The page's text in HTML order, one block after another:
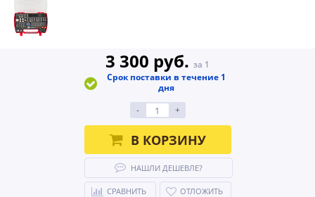
3 300 руб. за 1
Срок поставки в течение 1
дня
-
+
В КОРЗИНУ
НАШЛИ ДЕШЕВЛЕ?
СРАВНИТЬ ОТЛОЖИТЬ